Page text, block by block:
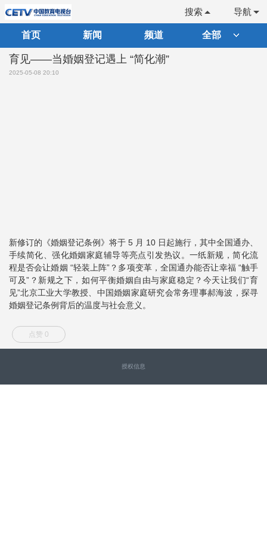
导航
搜索
首页 新闻 频道 全部
育见——当婚姻登记遇上 “简化潮”
2025-05-08 20:10
新修订的《婚姻登记条例》将于 5 月 10 日起施行，其中全国通办、
手续简化、强化婚姻家庭辅导等亮点引发热议。一纸新规，简化流
程是否会让婚姻 “轻装上阵”？多项变革，全国通办能否让幸福 “触手
可及”？新规之下，如何平衡婚姻自由与家庭稳定？今天让我们“育
见”北京工业大学教授、中国婚姻家庭研究会常务理事郝海波，探寻
婚姻登记条例背后的温度与社会意义。
点赞 0
授权信息